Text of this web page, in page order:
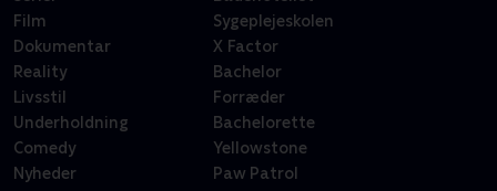
Film
Dokumentar
Reality
Livsstil
Underholdning
Comedy
Nyheder
Sygeplejeskolen
X Factor
Bachelor
Forræder
Bachelorette
Yellowstone
Paw Patrol